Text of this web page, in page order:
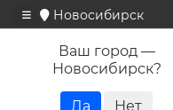
Новосибирск
Ваш город —
Новосибирск?